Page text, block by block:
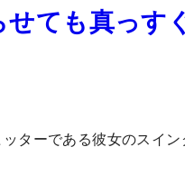
ても真っす
ターである彼女のスイン